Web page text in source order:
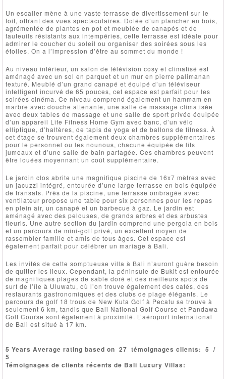
Un escalier mène à une vaste terrasse de divertissement sur le
toit, offrant des vues spectaculaires. Dotée d’un plancher en bois,
agrémentée de plantes en pot et meublée de canapés et de
fauteuils résistants aux intempéries, cette terrasse est idéale pour
admirer le coucher du soleil ou organiser des soirées sous les
étoiles. On a l’impression d’être au sommet du monde !
Au niveau inférieur, un salon de télévision cosy et climatisé est
aménagé avec un sol en parquet et un mur en pierre palimanan
texturé. Meublé d’un grand canapé et équipé d’un téléviseur
intelligent incurvé de 65 pouces, cet espace est parfait pour les
soirées cinéma. Ce niveau comprend également un hammam en
marbre avec douche attenante, une salle de massage climatisée
avec deux tables de massage et une salle de sport privée équipée
d’un appareil Life Fitness Home Gym avec banc, d’un vélo
elliptique, d’haltères, de tapis de yoga et de ballons de fitness. À
cet étage se trouvent également deux chambres supplémentaires
pour le personnel ou les nounous, chacune équipée de lits
jumeaux et d’une salle de bain partagée. Ces chambres peuvent
être louées moyennant un coût supplémentaire.
Le jardin clos abrite une magnifique piscine de 16x7 mètres avec
un jacuzzi intégré, entourée d’une large terrasse en bois équipée
de transats. Près de la piscine, une terrasse ombragée avec
ventilateur propose une table pour six personnes pour les repas
en plein air, un canapé et un barbecue à gaz. Le jardin est
aménagé avec des pelouses, de grands arbres et des arbustes
fleuris. Une autre section du jardin comprend une pergola en bois
et un parcours de mini-golf privé, un excellent moyen de
rassembler famille et amis de tous âges. Cet espace est
également parfait pour célébrer un mariage à Bali.
Les invités de cette somptueuse villa à Bali n’auront guère besoin
de quitter les lieux. Cependant, la péninsule de Bukit est entourée
de magnifiques plages de sable doré et des meilleurs spots de
surf de l’île à Uluwatu, où l’on trouve également des cafés, des
restaurants gastronomiques et des clubs de plage élégants. Le
parcours de golf 18 trous de New Kuta Golf à Pecatu se trouve à
seulement 6 km, tandis que Bali National Golf Course et Pandawa
Golf Course sont également à proximité. L’aéroport international
de Bali est situé à 17 km.
5 Years Average rating based on 27 témoignages clients: 5 /
5
Témoignages de clients récents de Bali Luxury Villas: